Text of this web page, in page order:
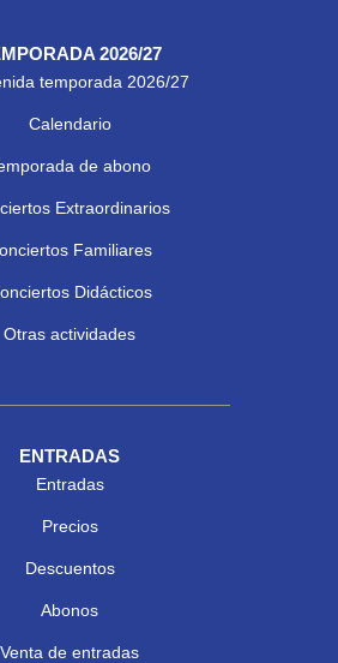
2026/27
temporada 2026/27
Calendario
de abono
Extraordinarios
Familiares
Didácticos
Otras actividades
ENTRADAS
Entradas
Precios
Descuentos
Abonos
Venta de entradas